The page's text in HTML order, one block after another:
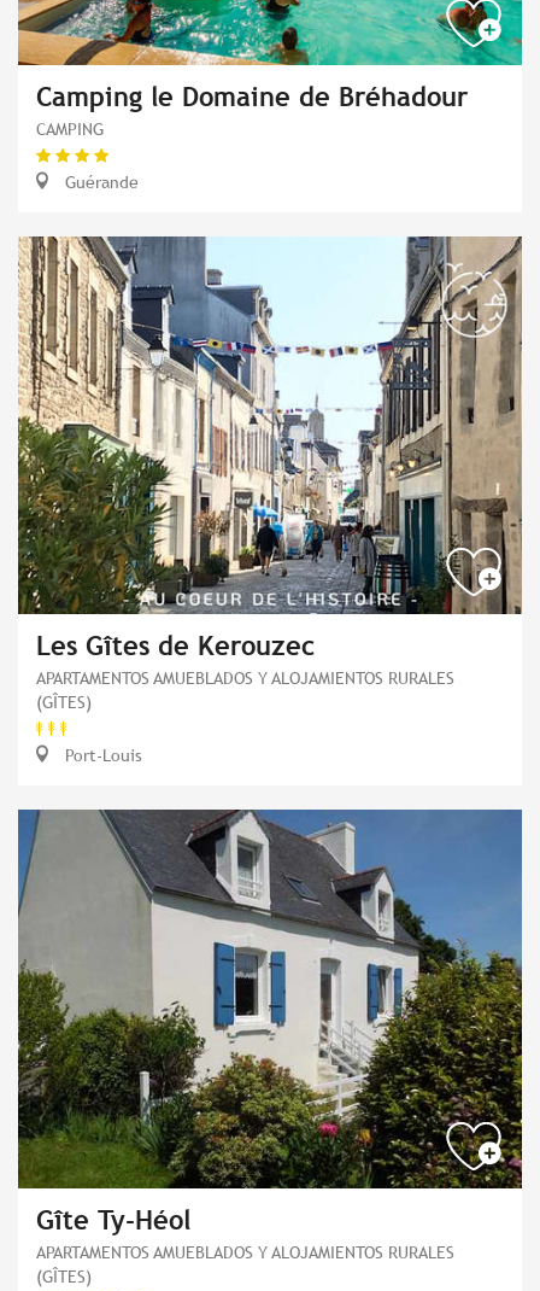
Camping le Domaine de Bréhadour
CAMPING
Guérande
Les Gîtes de Kerouzec
APARTAMENTOS AMUEBLADOS Y ALOJAMIENTOS RURALES
(GÎTES)
Port-Louis
Gîte Ty-Héol
APARTAMENTOS AMUEBLADOS Y ALOJAMIENTOS RURALES
(GÎTES)